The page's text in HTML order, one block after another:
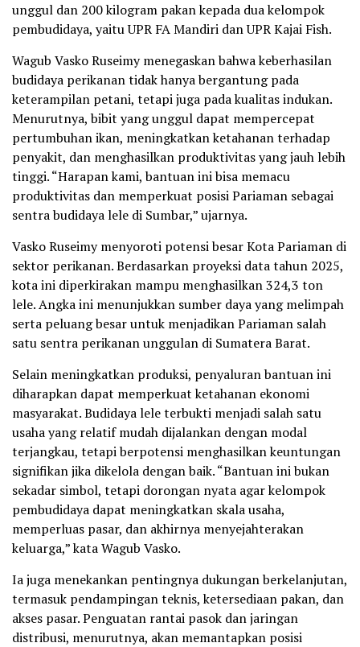
unggul dan 200 kilogram pakan kepada dua kelompok
pembudidaya, yaitu UPR FA Mandiri dan UPR Kajai Fish.
Wagub Vasko Ruseimy menegaskan bahwa keberhasilan
budidaya perikanan tidak hanya bergantung pada
keterampilan petani, tetapi juga pada kualitas indukan.
Menurutnya, bibit yang unggul dapat mempercepat
pertumbuhan ikan, meningkatkan ketahanan terhadap
penyakit, dan menghasilkan produktivitas yang jauh lebih
tinggi. “Harapan kami, bantuan ini bisa memacu
produktivitas dan memperkuat posisi Pariaman sebagai
sentra budidaya lele di Sumbar,” ujarnya.
Vasko Ruseimy menyoroti potensi besar Kota Pariaman di
sektor perikanan. Berdasarkan proyeksi data tahun 2025,
kota ini diperkirakan mampu menghasilkan 324,3 ton
lele. Angka ini menunjukkan sumber daya yang melimpah
serta peluang besar untuk menjadikan Pariaman salah
satu sentra perikanan unggulan di Sumatera Barat.
Selain meningkatkan produksi, penyaluran bantuan ini
diharapkan dapat memperkuat ketahanan ekonomi
masyarakat. Budidaya lele terbukti menjadi salah satu
usaha yang relatif mudah dijalankan dengan modal
terjangkau, tetapi berpotensi menghasilkan keuntungan
signifikan jika dikelola dengan baik. “Bantuan ini bukan
sekadar simbol, tetapi dorongan nyata agar kelompok
pembudidaya dapat meningkatkan skala usaha,
memperluas pasar, dan akhirnya menyejahterakan
keluarga,” kata Wagub Vasko.
Ia juga menekankan pentingnya dukungan berkelanjutan,
termasuk pendampingan teknis, ketersediaan pakan, dan
akses pasar. Penguatan rantai pasok dan jaringan
distribusi, menurutnya, akan memantapkan posisi